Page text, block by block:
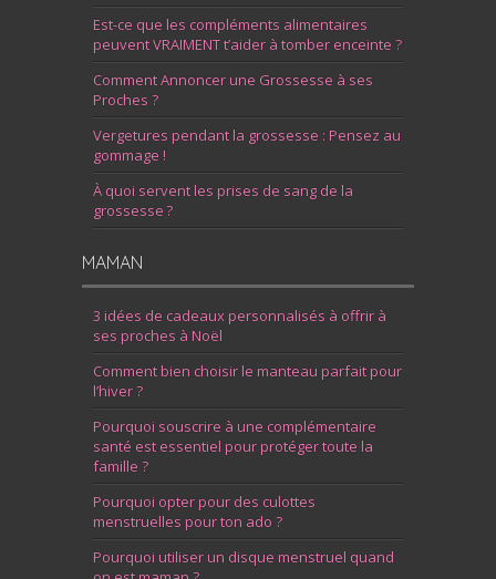
Est-ce que les compléments alimentaires
peuvent VRAIMENT t’aider à tomber enceinte ?
Comment Annoncer une Grossesse à ses
Proches ?
Vergetures pendant la grossesse : Pensez au
gommage !
À quoi servent les prises de sang de la
grossesse ?
MAMAN
3 idées de cadeaux personnalisés à offrir à
ses proches à Noël
Comment bien choisir le manteau parfait pour
l’hiver ?
Pourquoi souscrire à une complémentaire
santé est essentiel pour protéger toute la
famille ?
Pourquoi opter pour des culottes
menstruelles pour ton ado ?
Pourquoi utiliser un disque menstruel quand